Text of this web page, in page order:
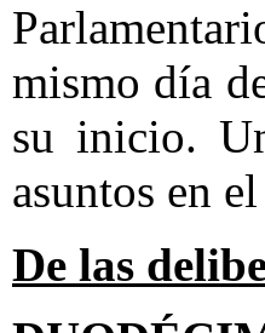
mismo día
su inicio.
asuntos en
De las